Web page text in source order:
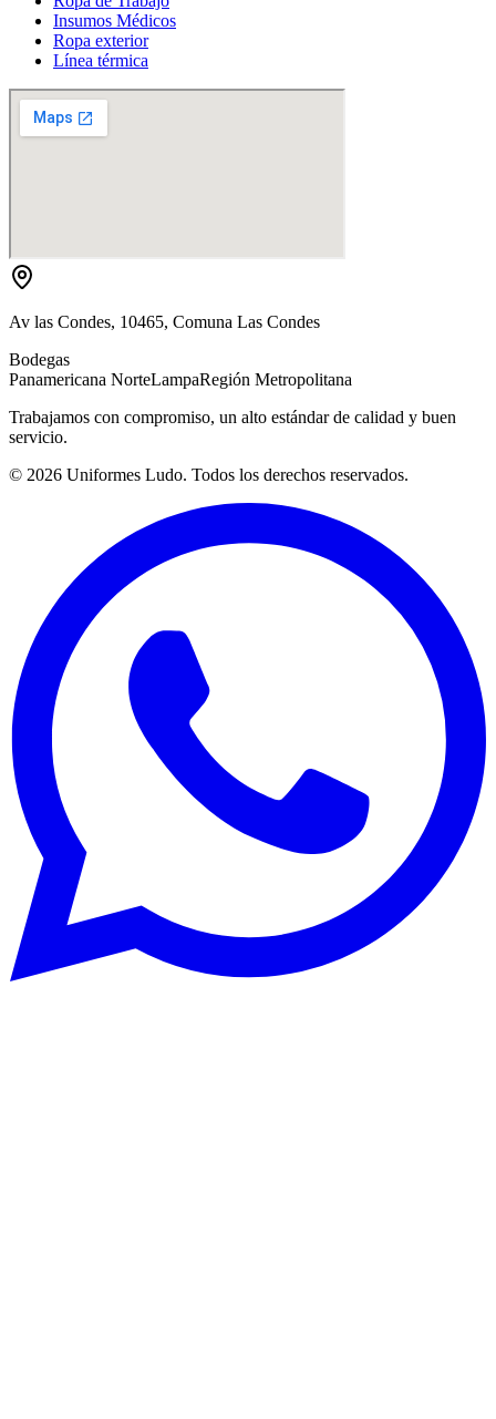
Insumos Médicos
Ropa exterior
Línea térmica
Av las Condes, 10465, Comuna Las Condes
Bodegas
Panamericana NorteLampaRegión Metropolitana
Trabajamos con compromiso, un alto estándar de calidad y buen
servicio.
© 2026 Uniformes Ludo. Todos los derechos reservados.